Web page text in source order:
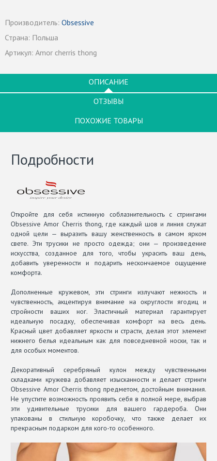
Производитель: Obsessive
Страна: Польша
Артикул: Amor cherris thong
ОПИСАНИЕ
ОТЗЫВЫ
ПОХОЖИЕ ТОВАРЫ
Подробности
Откройте для себя истинную соблазнительность с стрингами
Obsessive Amor Cherris thong, где каждый шов и линия служат
одной цели — выразить вашу женственность в самом ярком
свете. Эти трусики не просто одежда; они — произведение
искусства, созданное для того, чтобы украсить ваш день,
добавить уверенности и подарить нескончаемое ощущение
комфорта.
Дополненные кружевом, эти стринги излучают нежность и
чувственность, акцентируя внимание на округлости ягодиц и
стройности ваших ног. Эластичный материал гарантирует
идеальную посадку, обеспечивая комфорт на весь день.
Красный цвет добавляет яркости и страсти, делая этот элемент
нижнего белья идеальным как для повседневной носки, так и
для особых моментов.
Декоративный серебряный кулон между чувственными
складками кружева добавляет изысканности и делает стринги
Obsessive Amor Cherris thong предметом, достойным внимания.
Не упустите возможность проявить себя в полной мере, выбрав
эти удивительные трусики для вашего гардероба. Они
упакованы в стильную коробочку, что также делает их
прекрасным подарком для кого-то особенного.